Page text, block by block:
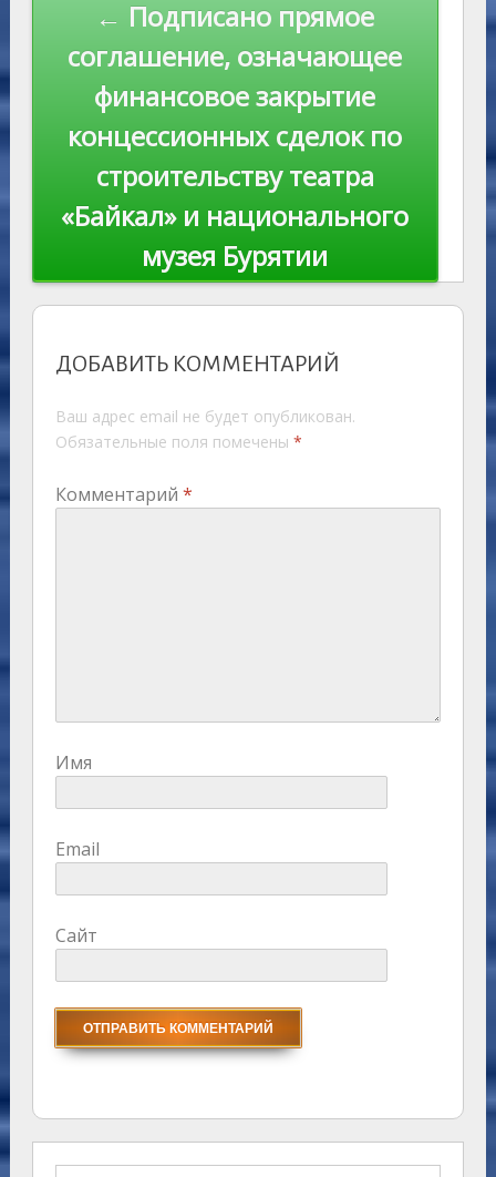
← Подписано прямое
соглашение, означающее
финансовое закрытие
концессионных сделок по
строительству театра
«Байкал» и национального
музея Бурятии
ДОБАВИТЬ КОММЕНТАРИЙ
Ваш адрес email не будет опубликован.
Обязательные поля помечены *
Комментарий *
Имя
Email
Сайт